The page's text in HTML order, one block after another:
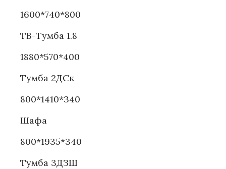
1600*740*800
ТВ-Тумба 1.8
1880*570*400
Тумба 2ДСк
800*1410*340
Шафа
800*1935*340
Тумба 3ДЗШ